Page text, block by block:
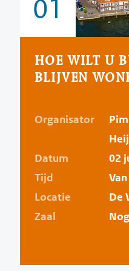
01
HOE WILT U
BLIJVEN
Organisator
Datum
02
Tijd
Locatie
De
Zaal